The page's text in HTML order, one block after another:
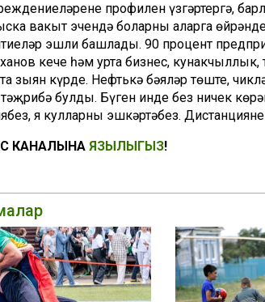
профилен үзгәртергә,
вакыт эчендә боларны аңларга
эшли башлады. 90 процент
кече һәм урта бизнес, кунакчыллык,
зыян күрде. Нефтькә бәяләр төште,
тәҗрибә булды. Бүген инде без ничек
я кулларны эшкәртәбез.
КАНАЛЫНА ЯЗЫЛЫГЫЗ!